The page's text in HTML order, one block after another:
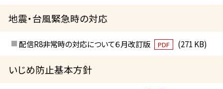
地震・台風緊急時の対応
配信R8非常時の対応について６月改訂版 PDF (271 KB)
いじめ防止基本方針